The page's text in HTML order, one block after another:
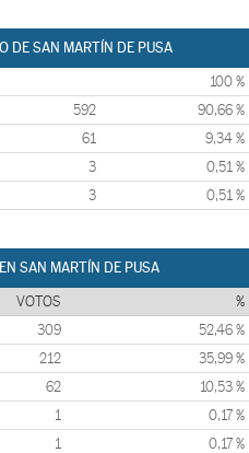
DE SAN MARTÍN DE PUSA
100 %
592 90,66 %
61 9,34 %
3 0,51 %
3 0,51 %
SAN MARTÍN DE PUSA
VOTOS %
309 52,46 %
212 35,99 %
62 10,53 %
1 0,17 %
1 0,17 %